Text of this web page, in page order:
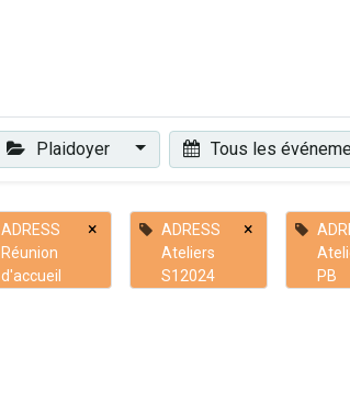
Plaidoyer Tous les
ADRESS
Réunion
d'accueil
×
ADRESS
Ateliers
S12024
×
PB